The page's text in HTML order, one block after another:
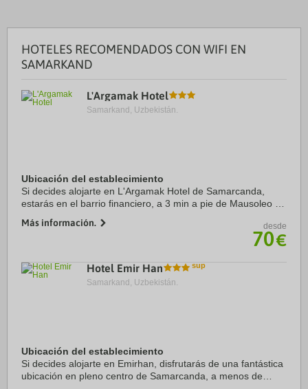
HOTELES RECOMENDADOS CON WIFI EN
SAMARKAND
L'Argamak Hotel
Samarkand, Uzbekistán.
Ubicación del establecimiento
Si decides alojarte en L'Argamak Hotel de Samarcanda,
estarás en el barrio financiero, a 3 min a pie de Mausoleo de
este hotel se encuentra a 1,4 ...
Más información. desde
70€
Hotel Emir Han
Samarkand, Uzbekistán.
Ubicación del establecimiento
Si decides alojarte en Emirhan, disfrutarás de una fantástica
ubicación en pleno centro de Samarcanda, a menos de